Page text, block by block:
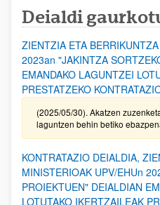
Deialdi
ZIENTZIA ETA
2023an "JAKINTZA
EMANDAKO LAGUNTZEI
PRESTATZEKO
(2025/05/30). Akatzen
laguntzen behin betiko
KONTRATAZIO DEIALDIA,
MINISTERIOAK UPV/EHUn
PROIEKTUEN" DEIALDIAN
LOTUTAKO IKERTZAILEAK